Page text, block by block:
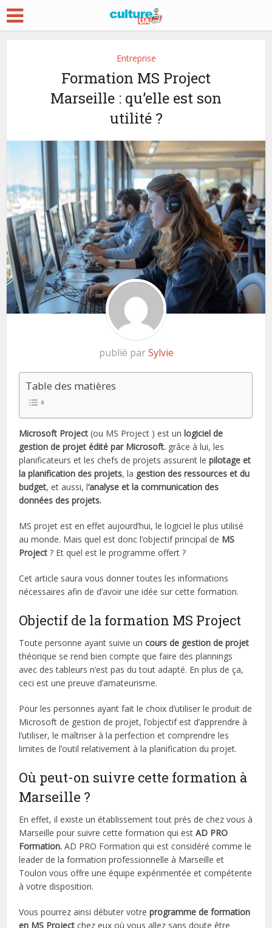
Entreprise
Formation MS Project
Marseille : qu’elle est son
utilité ?
publié parSylvie
Table des matières
Microsoft Project(ou MS Project ) est unlogiciel de
gestion de projet édité par Microsoft. grâce à lui, les
planificateurs et les chefs de projets assurent lepilotage et
la planification des projets, la gestiondes ressources et du
budget, et aussi, l‘analyse et la communication des
données des projets.
MS projet est en effet aujourd’hui, le logiciel le plus utilisé
au monde. Mais quel est donc l’objectif principal de MS
Project ? Et quel est le programme offert ?
Cet article saura vous donner toutes les informations
nécessaires afin de d’avoir une idée sur cette formation.
Objectif de la formation MS Project
Toute personne ayant suivie uncours de gestion de projet
théorique se rend bien compte que faire des plannings
avec des tableurs n’est pas du tout adapté. En plus de ça,
ceci est une preuve d’amateurisme.
Pour les personnes ayant fait le choix d’utiliser le produit de
Microsoft de gestion de projet, l’objectif est d’apprendre à
l’utiliser, le maîtriser à la perfection et comprendre les
limites de l’outil relativement à la planification du projet.
Où peut-on suivre cette formation à
Marseille ?
En effet, il existe un établissement tout prés de chez vous à
Marseille pour suivre cette formation qui estAD PRO
Formation.AD PRO Formation qui est considéré comme le
leader de la formation professionnelle à Marseille et
Toulon vous offre une équipe expérimentée et compétente
à votre disposition.
Vous pourrez ainsi débuter votre programme de formation
en MS Project chez eux où vous allez sans doute être